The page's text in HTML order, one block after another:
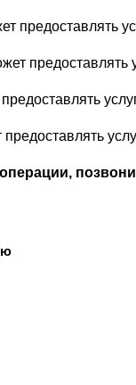
предоставлять
предоставлять